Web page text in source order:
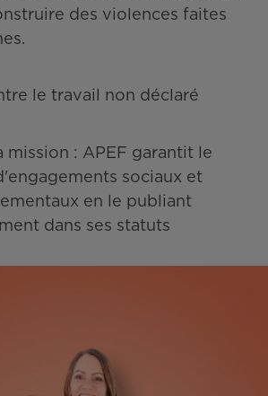
des violences faites
le travail non déclaré
mission : APEF garantit le
sociaux et
en le publiant
dans ses statuts